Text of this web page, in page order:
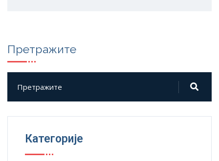
Претражите
Категорије